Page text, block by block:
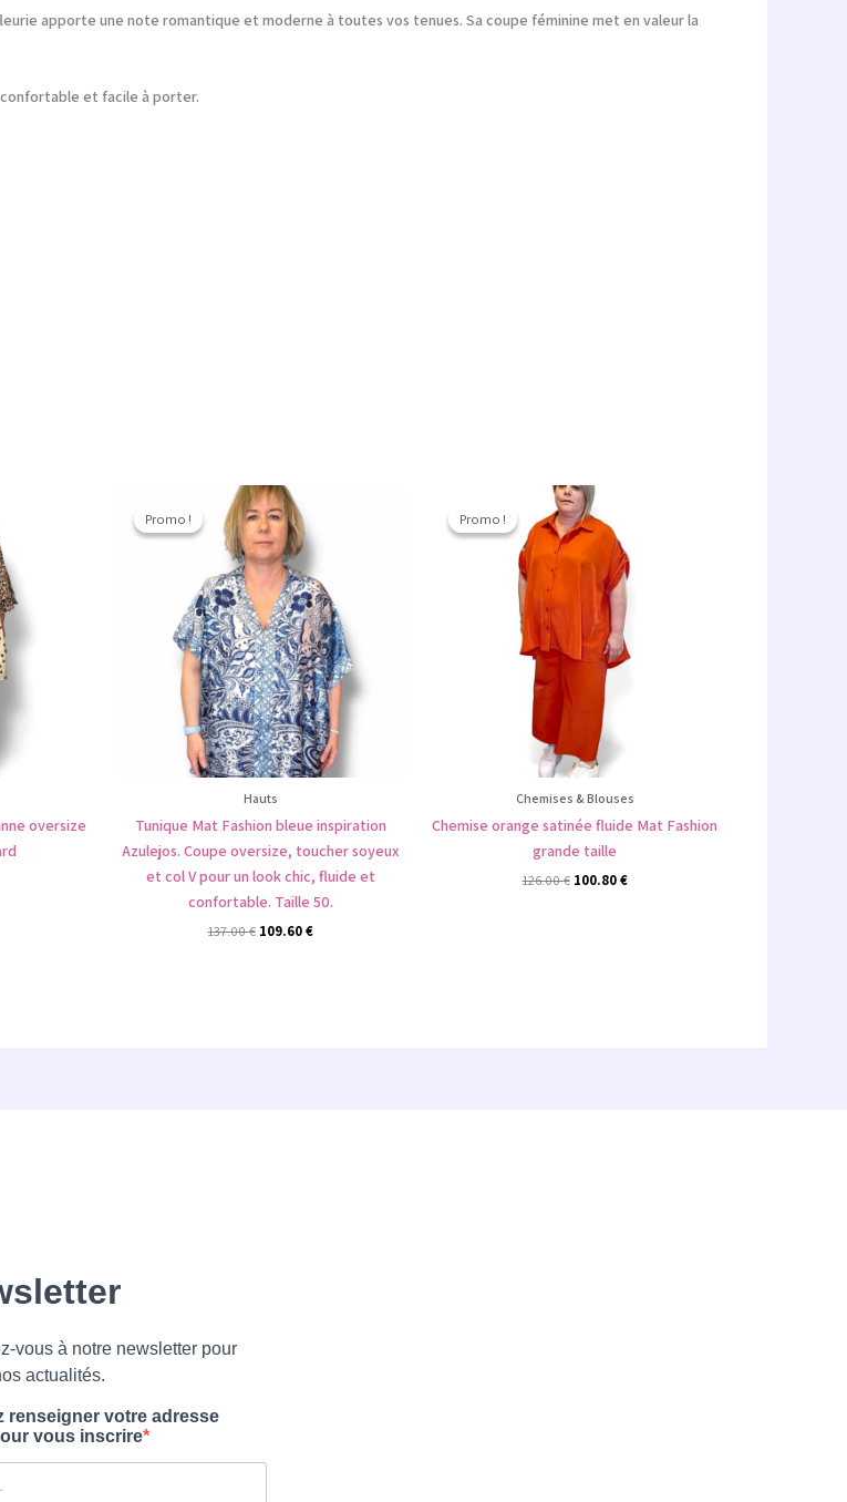
apporte une note romantique et moderne à toutes vos tenues. Sa coupe féminine met en valeur la
et facile à porter.
oversize
:
€.
Promo !
Promo !
Hauts
Tunique Mat Fashion bleue inspiration
Azulejos. Coupe oversize, toucher soyeux
et col V pour un look chic, fluide et
confortable. Taille 50.
137.00€
Le
prix
initial
était :
137.00 €.
109.60€
Promo !
Promo !
Chemises & Blouses
Chemise orange satinée fluide Mat Fashion
grande taille
126.00€
Le
prix
initial
était :
126.00 €.
100.80€
100.80 €.